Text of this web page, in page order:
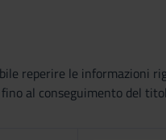
reperire le
al conseguimento del